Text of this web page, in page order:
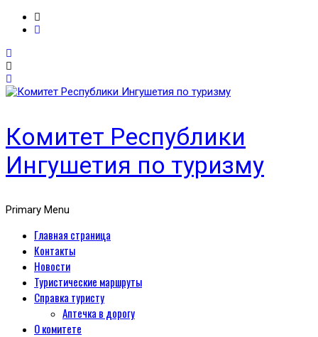
Комитет Республики
Ингушетия по туризму
Primary Menu
Главная страница
Контакты
Новости
Туристические маршруты
Справка туристу
Аптечка в дорогу
О комитете